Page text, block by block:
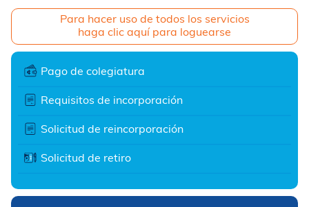
Para hacer uso de todos los servicios
haga clic aquí para loguearse
Pago de colegiatura
Requisitos de incorporación
Solicitud de reincorporación
Solicitud de retiro